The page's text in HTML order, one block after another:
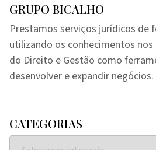
GRUPO BICALHO
Prestamos serviços jurídicos de
utilizando os conhecimentos
do Direito e Gestão como
desenvolver e expandir negócios.
CATEGORIAS